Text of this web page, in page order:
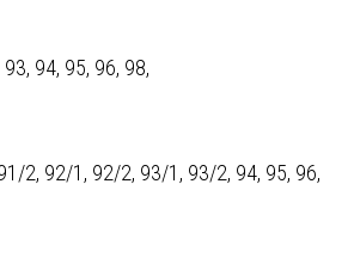
94, 95, 96, 98,
2, 92/1, 92/2, 93/1, 93/2, 94, 95, 96,